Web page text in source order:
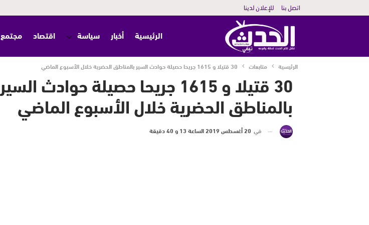
اتصل بنا للإعلان لدينا
الرئيسية أخبار سياسة اقتصاد مجتمع
الرئيسية متابعات 30 قتيلا و 1615 جريحا حصيلة حوادث السير بالمناطق الحضرية خلال الأسبوع الماضي
30 قتيلا و 1615 جريحا حصيلة حوادث السير
بالمناطق الحضرية خلال الأسبوع الماضي
في 20 أغسطس 2019 الساعة 13 و 40 دقيقة